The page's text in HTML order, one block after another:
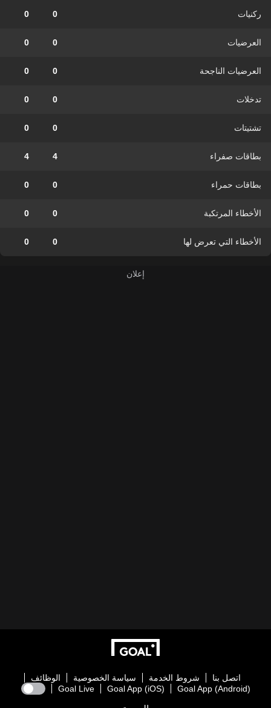
ركنيات 0
0
العرضيات 0
0
العرضيات الناجحة 0
0
تدخلات 0
0
تشتيتات 0
0
بطاقات صفراء 4
4
بطاقات حمراء 0
0
الأخطاء المرتكبة 0
0
الأخطاء التي تعرض لها 0
0
اتصل بنا شروط الخدمة سياسة الخصوصية
الوظائف
Goal App (Android)
Goal App (iOS)
Goal Live